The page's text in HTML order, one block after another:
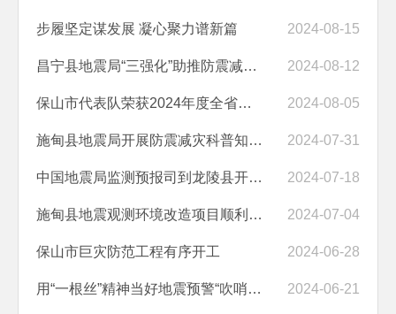
步履坚定谋发展 凝心聚力谱新篇 2024-08-15
昌宁县地震局“三强化”助推防震减灾事业发展 2024-08-12
保山市代表队荣获2024年度全省地震速报 预警技能竞赛团体三等奖 2024-08-05
施甸县地震局开展防震减灾科普知识“进家庭”活动 2024-07-31
中国地震局监测预报司到龙陵县开展地震监测资源管理应用工作调研 2024-07-18
施甸县地震观测环境改造项目顺利开工 2024-07-04
保山市巨灾防范工程有序开工 2024-06-28
用“一根丝”精神当好地震预警“吹哨人” 2024-06-21